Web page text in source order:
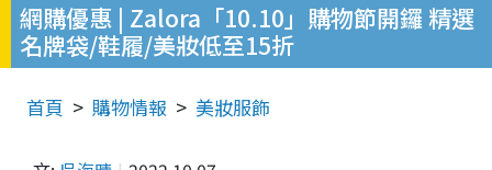
網購優惠 | Zalora「10.10」購物節開鑼 精選
名牌袋/鞋履/美妝低至15折
首頁 購物情報 美妝服飾